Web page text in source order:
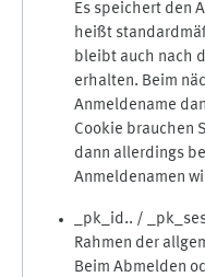
Es speichert den
heißt
bleibt auch nach
erhalten. Beim
Anmeldename
Cookie brauchen
dann allerdings
Anmeldenamen
_pk_id.. /
Rahmen der
Beim Abmelden